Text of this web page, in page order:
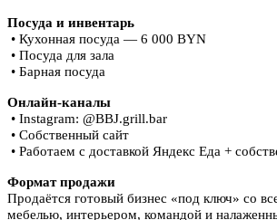
Посуда и инвентарь
• Кухонная посуда — 6 000 BYN
• Посуда для зала
• Барная посуда
Онлайн-каналы
• Instagram: @BBJ.grill.bar
• Собственный сайт
• Работаем с доставкой Яндекс Еда +
Формат продажи
Продаётся готовый бизнес «под ключ» со
мебелью, интерьером, командой и